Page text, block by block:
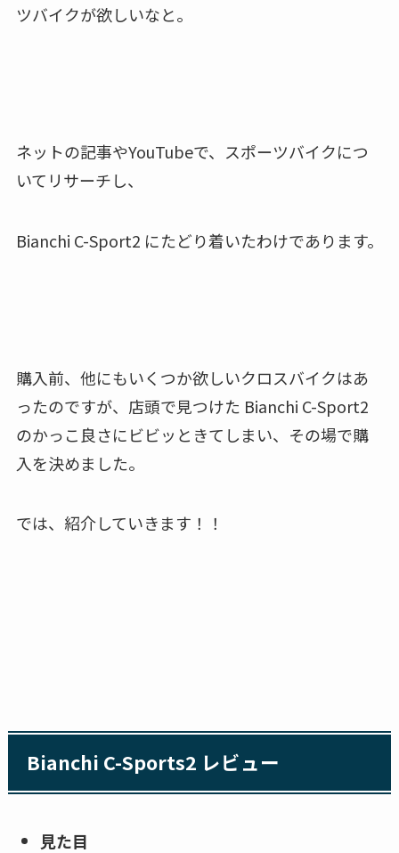
ツバイクが欲しいなと。
ネットの記事やYouTubeで、スポーツバイクにつ
いてリサーチし、
Bianchi C-Sport2 にたどり着いたわけであります。
購入前、他にもいくつか欲しいクロスバイクはあ
ったのですが、店頭で見つけた Bianchi C-Sport2
のかっこ良さにビビッときてしまい、その場で購
入を決めました。
では、紹介していきます！！
Bianchi C-Sports2 レビュー
見た目